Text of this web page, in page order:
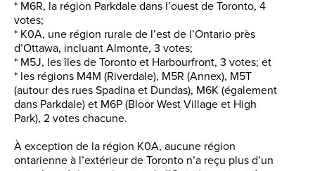
* M6R, la région Parkdale dans l’ouest de Toronto, 4
votes;
* K0A, une région rurale de l’est de l’Ontario près
d’Ottawa, incluant Almonte, 3 votes;
* M5J, les îles de Toronto et Harbourfront, 3 votes; et
* les régions M4M (Riverdale), M5R (Annex), M5T
(autour des rues Spadina et Dundas), M6K (également
dans Parkdale) et M6P (Bloor West Village et High
Park), 2 votes chacune.
À exception de la région K0A, aucune région
ontarienne à l’extérieur de Toronto n’a reçu plus d’un